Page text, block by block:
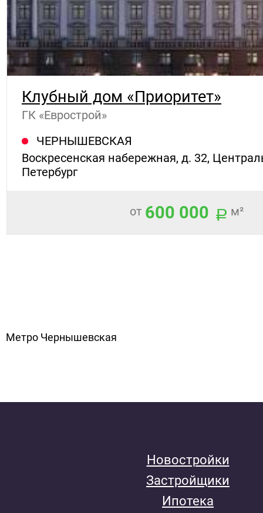
Клубный дом «Приоритет»
ГК «Еврострой»
ЧЕРНЫШЕВСКАЯ
Воскресенская набережная, д. 32,
Петербург
от 600 000 м²
Метро Чернышевская
Новостройки
Застройщики
Ипотека